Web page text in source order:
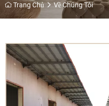
Trang Chủ Về Chúng Tôi